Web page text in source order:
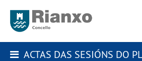
ACTAS DAS SESIÓNS DO